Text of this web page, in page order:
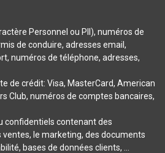
Personnel ou PII), numéros de
de conduire, adresses email,
numéros de téléphone, adresses,
de crédit: Visa, MasterCard, American
Club, numéros de comptes bancaires,
confidentiels contenant des
le marketing, des documents
bases de données clients, ...